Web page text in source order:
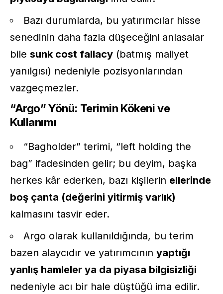
Bazı durumlarda, bu yatırımcılar hisse
senedinin daha fazla düşeceğini anlasalar
bile sunk cost fallacy (batmış maliyet
yanılgısı) nedeniyle pozisyonlarından
vazgeçmezler.
“Argo” Yönü: Terimin Kökeni ve
Kullanımı
“Bagholder” terimi, “left holding the
bag” ifadesinden gelir; bu deyim, başka
herkes kâr ederken, bazı kişilerin ellerinde
boş çanta (değerini yitirmiş varlık)
kalmasını tasvir eder.
Argo olarak kullanıldığında, bu terim
bazen alaycıdır ve yatırımcının yaptığı
yanlış hamleler ya da piyasa bilgisizliği
nedeniyle acı bir hale düştüğü ima edilir.